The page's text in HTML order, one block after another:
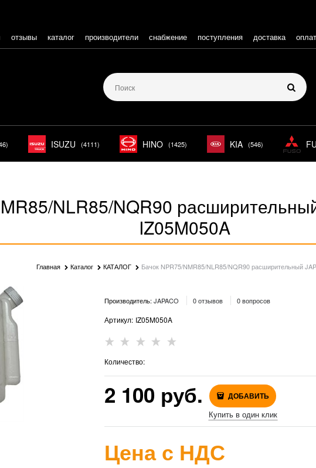
отзывы каталог производители снабжение поступления доставка
ISUZU (4111) HINO (1425) KIA (546)
NLR85/NQR90
IZ05M050A
Главная Каталог КАТАЛОГ Бачок NPR75/NMR85/NLR85/NQR90 расширительный
Производитель: JAPACO 0 отзывов 0 вопросов
Артикул: IZ05M050A
Количество:
2 100 руб. ДОБАВИТЬ
Купить в один клик
Цена с НДС